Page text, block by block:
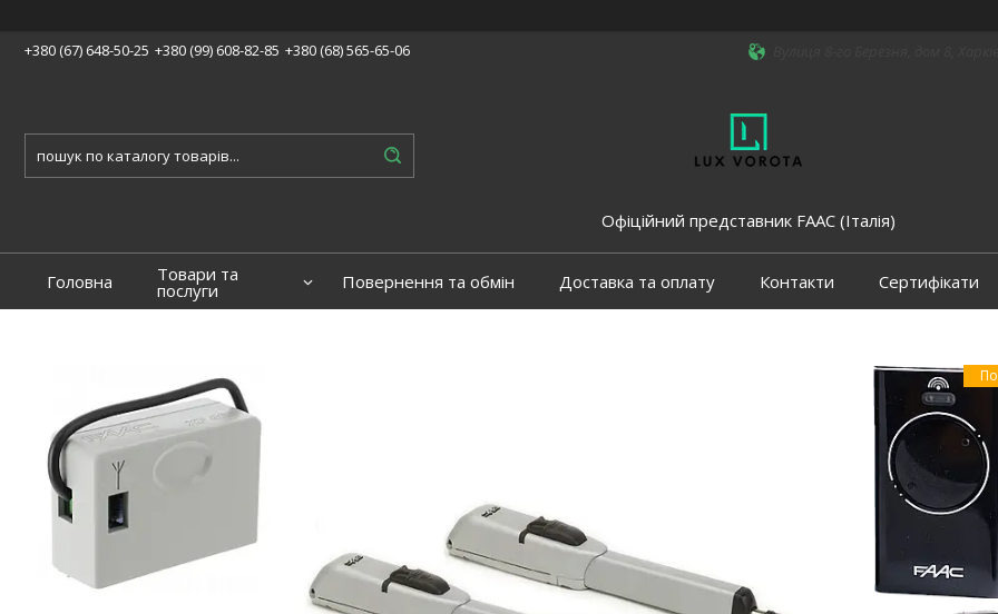
+380 (67) 648-50-25 +380 (99) 608-82-85 +380 (68) 565-65-06
Офіційний представник FAAC (Італія)
Головна Товари та
послуги Повернення та обмін Доставка та оплату Контакти Сертифікати